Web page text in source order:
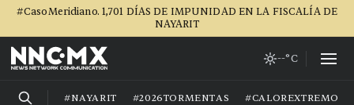
#CasoMeridiano. 1,701 DÍAS DE IMPUNIDAD EN LA FISCALÍA DE
NAYARIT
--°C
#NAYARIT #2026TORMENTAS #CALOREXTREMO